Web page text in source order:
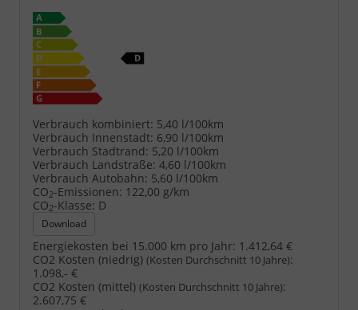
Verbrauch kombiniert: 5,40 l/100km
Verbrauch Innenstadt: 6,90 l/100km
Verbrauch Stadtrand: 5,20 l/100km
Verbrauch Landstraße: 4,60 l/100km
Verbrauch Autobahn: 5,60 l/100km
CO2-Emissionen: 122,00 g/km
CO2-Klasse: D
Download
Energiekosten bei 15.000 km pro Jahr: 1.412,64 €
CO2 Kosten (niedrig) (Kosten Durchschnitt 10 Jahre):
1.098,- €
CO2 Kosten (mittel) (Kosten Durchschnitt 10 Jahre):
2.607,75 €